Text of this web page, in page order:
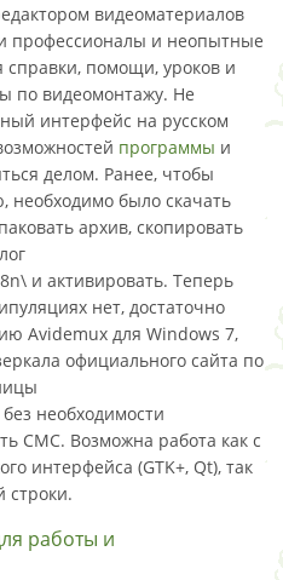
видеоматериалов
профессионалы и неопытные
справки, помощи, уроков и
по видеомонтажу. Не
интерфейс на русском
программы и
делом. Ранее, чтобы
необходимо было скачать
архив, скопировать
и активировать. Теперь
нет, достаточно
Avidemux для Windows 7,
официального сайта по
необходимости
СМС. Возможна работа как с
интерфейса (GTK+, Qt), так
строки.
работы и